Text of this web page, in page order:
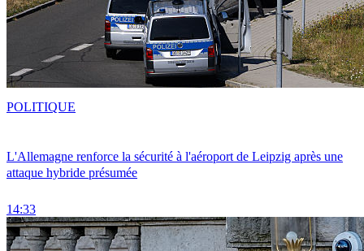
L'Allemagne renforce la sécurité à l'aéroport de Leipzig après une
attaque hybride présumée
14:33
POLITIQUE